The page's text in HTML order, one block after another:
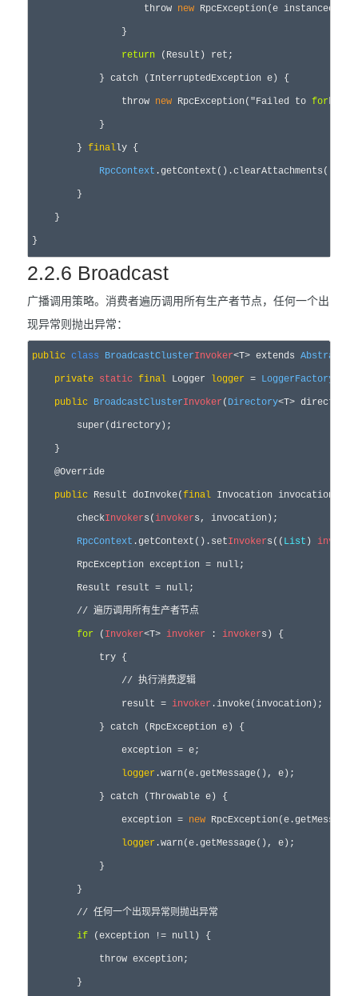
                    throw
new RpcException(e instanceof
                }
return (Result) ret;
            } catch (InterruptedException e) {
                throw
new RpcException("Failed to for
            }
        }
finally {
RpcContext .getContext().clearAttachments();
        }
    }
2.2.6 Broadcast
广播调用策略。消费者遍历调用所有生产者节点，任何一个出
现异常则抛出异常：
public class BroadcastClusterInvoker<T> extends
private static final Logger logger = LoggerFactory
public BroadcastClusterInvoker ( Directory<T>
        super(directory);
    }
    @Override
public Result doInvoke(final Invocation invocation,
        check
Invokers(invokers, invocation);
RpcContext .getContext().setInvokers(( List ) invoker
        RpcException exception = null;
        Result result = null;
        // 遍历调用所有生产者节点
for ( Invoker<T> invoker : invokers) {
            try {
                // 执行消费逻辑
                result =
invoker .invoke(invocation);
            } catch (RpcException e) {
                exception = e;
logger .warn(e.getMessage(), e);
            } catch (Throwable e) {
                exception =
new
logger .warn(e.getMessage(), e);
            }
        }
        // 任何一个出现异常则抛出异常
if (exception != null) {
            throw exception;
        }